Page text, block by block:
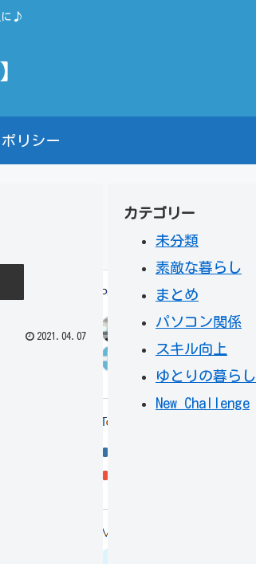
に♪
リシー
2021.04.07
カテゴリー
未分類
素敵な暮らし
まとめ
パソコン関係
スキル向上
ゆとりの暮らし
New Challenge